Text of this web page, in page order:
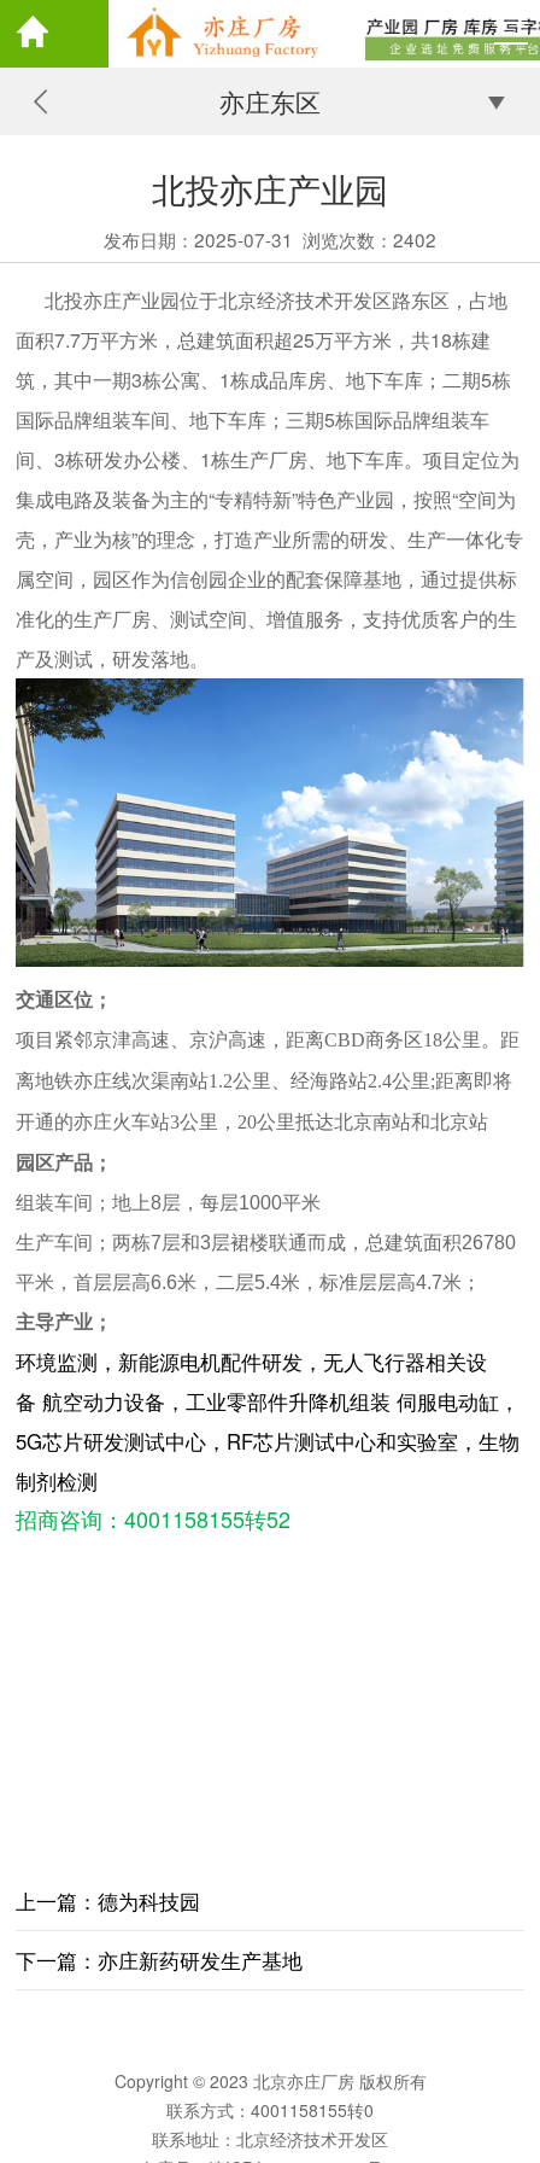
亦庄东区
北投亦庄产业园
发布日期：2025-07-31 浏览次数：2402
北投亦庄产业园位于北京经济技术开发区路东区， 占地
面积7.7万平方米，总建筑面积超25万平方米，共18栋建
筑，其中一期3栋公寓、1栋成品库房、地下车库；二期5栋
国际品牌组装车间、地下车库；三期5栋国际品牌组装车
间、3栋研发办公楼、1栋生产厂房、地下车库。项目定位为
集成电路及装备为主的“专精特新”特色产业园，按照“空间为
壳，产业为核”的理念，打造产业所需的研发、生产一体化专
属空间， 园区作为信创园企业的配套保障基地，通过提供标
准化的生产厂房、测试空间、增值服务，支持优质客户的生
产及测试，研发落地。
交通区位；
项目紧邻京津高速、京沪高速，距离CBD商务区18公里。距
离地铁亦庄线次渠南站1.2公里、经海路站2.4公里;距离即将
开通的亦庄火车站3公里，20公里抵达北京南站和北京站
园区产品；
组装车间；地上8层，每层1000平米
生产车间；两栋7层和3层裙楼联通而成，总建筑面积26780
平米，首层层高6.6米，二层5.4米，标准层层高4.7米；
主导产业；
环境监测，新能源电机配件研发，无人飞行器相关设
备 航空动力设备，工业零部件升降机组装 伺服电动缸，
5G芯片研发测试中心，RF芯片测试中心和实验室，生物
制剂检测
招商咨询：4001158155转52
上一篇：德为科技园
下一篇：亦庄新药研发生产基地
Copyright © 2023 北京亦庄厂房 版权所有
联系方式：4001158155转0
联系地址：北京经济技术开发区